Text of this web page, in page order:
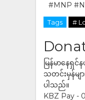
#MNP
Tags #
မြန်မာနေ
သတင်းမှန်မျ
ပါသည်။
KBZ Pay -